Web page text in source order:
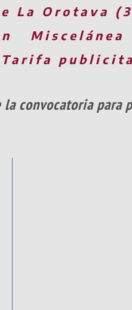
La Orotava
Miscelánea
Tarifa
convocatoria para